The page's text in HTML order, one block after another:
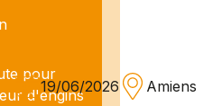
pour
d'engins
19/06/2026 Amiens